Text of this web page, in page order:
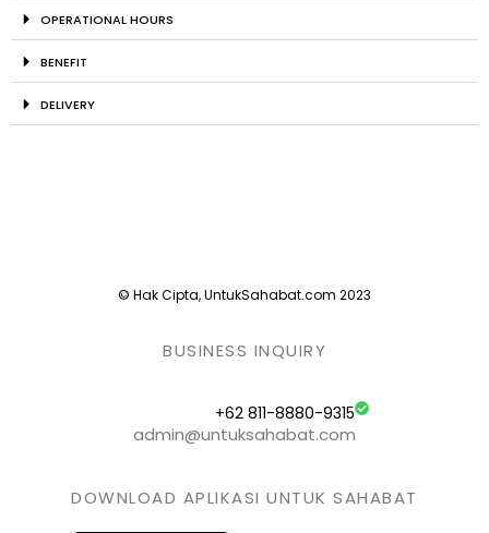
OPERATIONAL HOURS
BENEFIT
DELIVERY
© Hak Cipta, UntukSahabat.com 2023
BUSINESS INQUIRY
+62 811-8880-9315
admin@untuksahabat.com
DOWNLOAD APLIKASI UNTUK SAHABAT